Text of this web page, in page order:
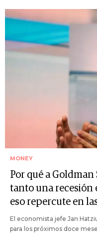
MONEY
Por qué a
tanto una recesión
eso repercute en
El economista jefe Jan
para los próximos doce